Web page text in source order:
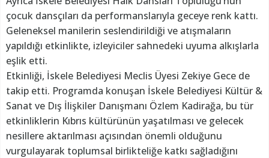
çocuk dansçıları da performanslarıyla geceye renk kattı.
Geleneksel manilerin seslendirildiği ve atışmaların
yapıldığı etkinlikte, izleyiciler sahnedeki uyuma alkışlarla
eşlik etti.
Etkinliği, İskele Belediyesi Meclis Üyesi Zekiye Gece de
takip etti. Programda konuşan İskele Belediyesi Kültür &
Sanat ve Dış İlişkiler Danışmanı Özlem Kadirağa, bu tür
etkinliklerin Kıbrıs kültürünün yaşatılması ve gelecek
nesillere aktarılması açısından önemli olduğunu
vurgulayarak toplumsal birlikteliğe katkı sağladığını